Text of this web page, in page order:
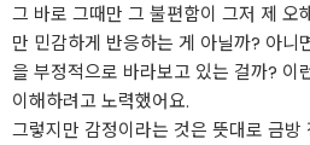
그 바로 그때만 그 불편함이 그저 제 오
만 민감하게 반응하는 게 아닐까? 아니
을 부정적으로 바라보고 있는 걸까? 이
이해하려고 노력했어요.
그렇지만 감정이라는 것은 뜻대로 금방